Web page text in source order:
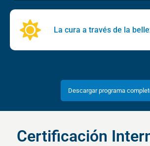
La cura a través de la
Descargar programa
Certificación